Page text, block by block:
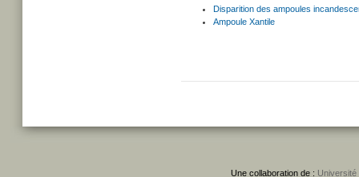
Disparition des ampoules
Ampoule Xantile
Une collaboration de : Université